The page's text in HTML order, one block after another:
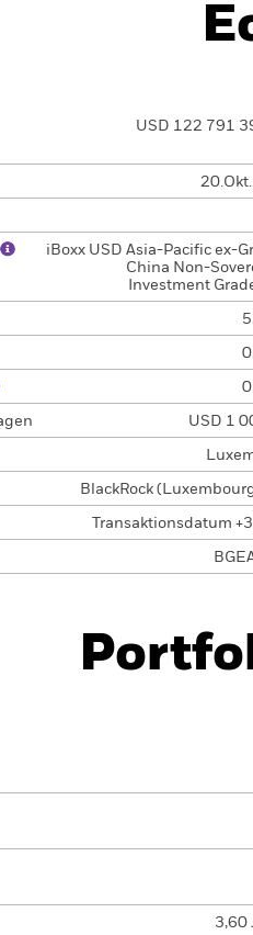
USD 122 791
iBoxx USD Asia-Pacific ex-
China Non-
Investment
USD 1
BlackRock
Transaktionsdatum
3,60